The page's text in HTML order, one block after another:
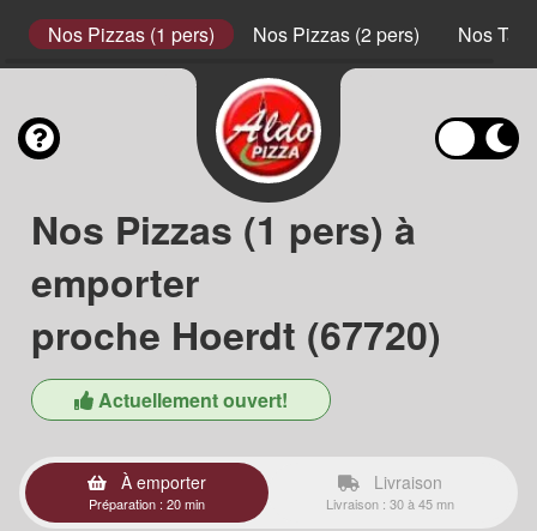
Nos Pizzas (1 pers) Nos Pizzas (2 pers) Nos
Nos Pizzas (1 pers) à
emporter
proche Hoerdt (67720)
Actuellement ouvert!
À emporter
Préparation : 20 min
Livraison
Livraison : 30 à 45 mn